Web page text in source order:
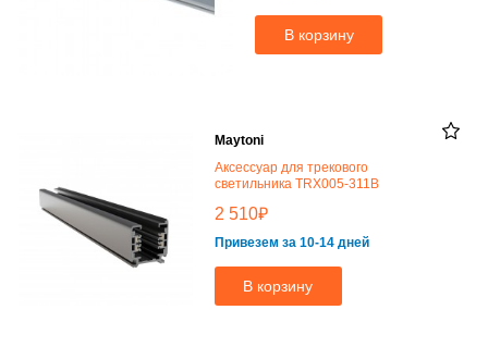
В корзину
Maytoni
Аксессуар для трекового
светильника TRX005-311B
2 510₽
Привезем за 10-14 дней
В корзину